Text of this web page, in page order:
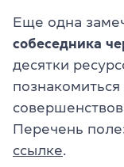
Еще одна
собеседника
десятки
Перечень
ссылке.